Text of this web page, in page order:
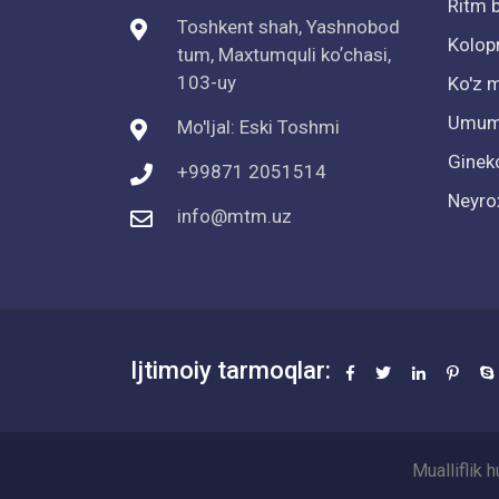
Toshkent shah, Yashnobod
tum, Maxtumquli koʼchasi,
103-uy
Mo'ljal: Eski Toshmi
+99871 2051514
info@mtm.uz
Ritm
Ko'z
Ijtimoiy tarmoqlar:
Mualliflik